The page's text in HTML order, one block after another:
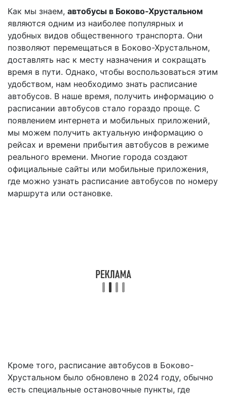
Как мы знаем, автобусы в Боково-Хрустальном
являются одним из наиболее популярных и
удобных видов общественного транспорта. Они
позволяют перемещаться в Боково-Хрустальном,
доставлять нас к месту назначения и сокращать
время в пути. Однако, чтобы воспользоваться этим
удобством, нам необходимо знать расписание
автобусов. В наше время, получить информацию о
расписании автобусов стало гораздо проще. С
появлением интернета и мобильных приложений,
мы можем получить актуальную информацию о
рейсах и времени прибытия автобусов в режиме
реального времени. Многие города создают
официальные сайты или мобильные приложения,
где можно узнать расписание автобусов по номеру
маршрута или остановке.
Кроме того, расписание автобусов в Боково-
Хрустальном было обновлено в 2024 году, обычно
есть специальные остановочные пункты, где